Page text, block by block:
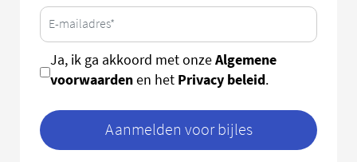
Ja, ik ga akkoord met onzeAlgemene
voorwaardenen het Privacy beleid.
Aanmelden voor bijles